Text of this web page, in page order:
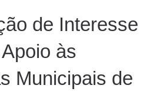
de Interesse
às
Municipais de